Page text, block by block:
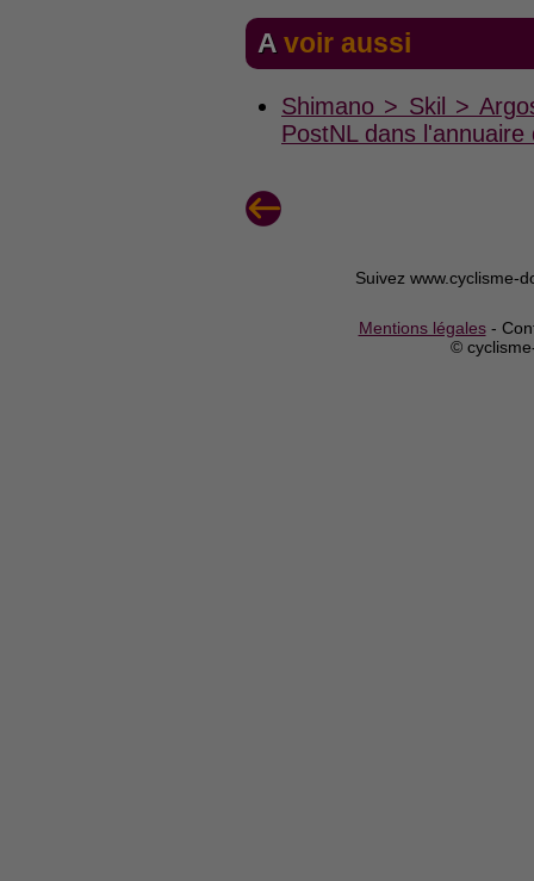
A voir aussi
Shimano > Skil >
PostNL dans
Suivez www.cyclisme-
Mentions légales-
©